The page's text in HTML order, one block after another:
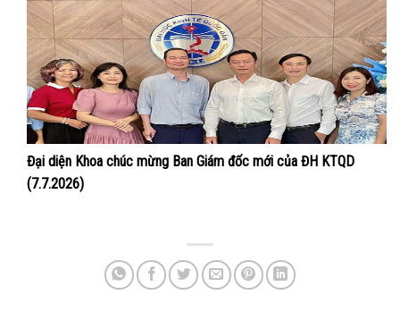
Đại diện Khoa chúc mừng Ban Giám đốc mới của ĐH KTQD
(7.7.2026)